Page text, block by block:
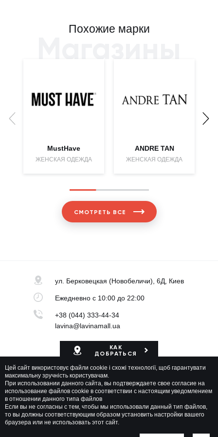
Похожие марки
MustHave
ЖЕНСКАЯ ОДЕЖДА
ANDRE TAN
ЖЕНСКАЯ ОДЕЖДА
СМОТРЕТЬ ВСЕ
ул. Берковецкая (Новобеличи), 6Д, Киев
Ежедневнос 10:00 до 22:00
+38 (044) 333-44-34
lavina@lavinamall.ua
КАК
ДОБРАТЬСЯ
Карта ТРЦ
Lavina Mall © 2026 Все права защищены
Цей сайт використовує файли cookie і схожі технології, щоб гарантувати
максимальну зручність користувачам.
При использовании данного сайта, вы подтверждаете свое согласие на
использование файлов cookie в соответствии с настоящим уведомлением
в отношении данного типа файлов
Если вы не согласны с тем, чтобы мы использовали данный тип файлов,
то вы должны соответствующим образом установить настройки вашего
браузера или не использовать этот сайт.